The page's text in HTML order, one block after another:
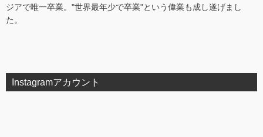
ジアで唯一卒業。"世界最年少で卒業"という偉業も成し遂げまし
た。
Instagramアカウント